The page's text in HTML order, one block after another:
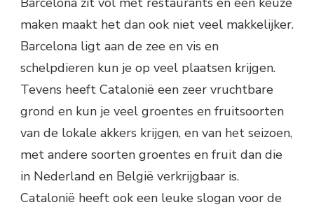
maken maakt het dan ook niet veel makkelijker.
Barcelona ligt aan de zee en vis en
schelpdieren kun je op veel plaatsen krijgen.
Tevens heeft Catalonië een zeer vruchtbare
grond en kun je veel groentes en fruitsoorten
van de lokale akkers krijgen, en van het seizoen,
met andere soorten groentes en fruit dan die
in Nederland en België verkrijgbaar is.
Catalonië heeft ook een leuke slogan voor de